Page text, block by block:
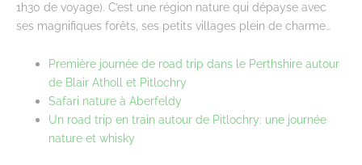
1h30 de voyage). C’est une région nature qui dépayse avec
ses magnifiques forêts, ses petits villages plein de charme…
Première journée de road trip dans le Perthshire autour
de Blair Atholl et Pitlochry
Safari nature à Aberfeldy
Un road trip en train autour de Pitlochry: une journée
nature et whisky